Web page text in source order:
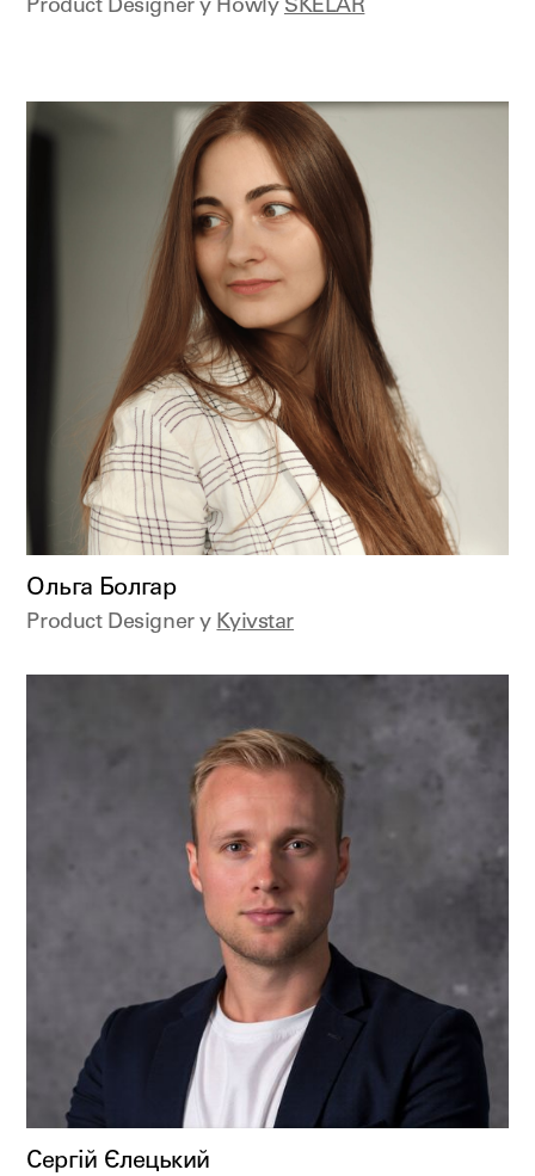
Product Designer у Howly SKELAR
Ольга Болгар
Product Designer у Kyivstar
Сергій Єлецький